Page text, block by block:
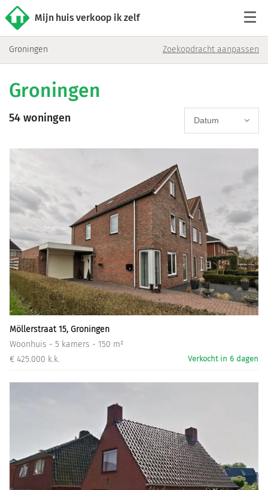
Mijn huis verkoop ik zelf
Contact
Verkoop starten
Informatiegesprek
Inloggen
Groningen Zoekopdracht aanpassen
Groningen
54 woningen Datum
Möllerstraat 15, Groningen
Woonhuis - 5 kamers - 150 m²
€ 425.000 k.k.
Verkocht in 6 dagen